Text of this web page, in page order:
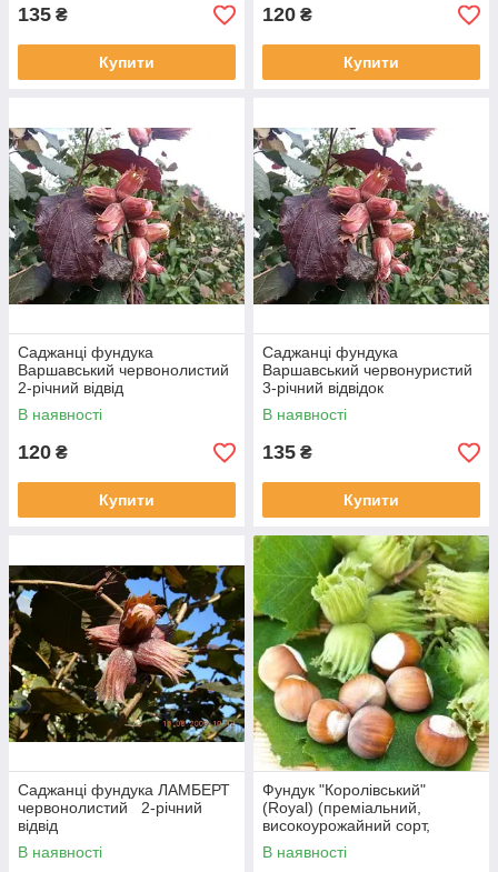
135 ₴
Купити
120 ₴
Купити
Саджанці фундука
Варшавський червонолистий
2-річний відвід
В наявності
120 ₴
Купити
Саджанці фундука
Варшавський червонуристий
3-річний відвідок
В наявності
135 ₴
Купити
Саджанці фундука ЛАМБЕРТ
червонолистий 2-річний
відвід
В наявності
Фундук "Королівський"
(Royal) (преміальний,
високоурожайний сорт,
середнього терміну
дозрівання)
В наявності